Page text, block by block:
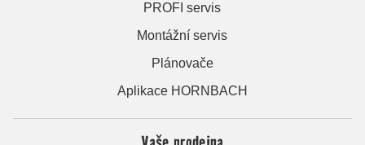
PROFI servis
Montážní servis
Plánovače
Aplikace HORNBACH